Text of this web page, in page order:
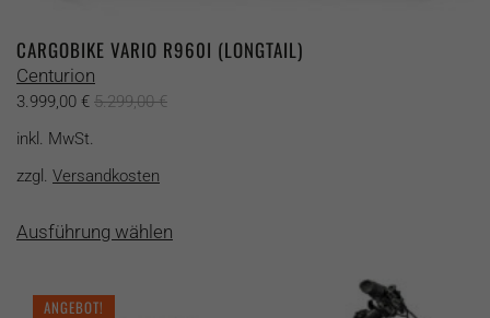
CARGOBIKE VARIO R960I (LONGTAIL)
Centurion
3.999,00 € 5.299,00€
inkl. MwSt.
zzgl. Versandkosten
Ausführung wählenProdukt
ANGEBOT!